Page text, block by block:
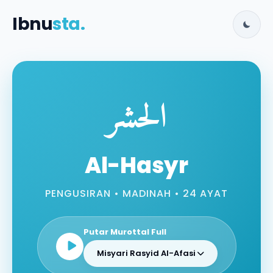
Ibnusta.
الحشر
Al-Hasyr
PENGUSIRAN • MADINAH • 24 AYAT
Putar Murottal Full
Misyari Rasyid Al-Afasi